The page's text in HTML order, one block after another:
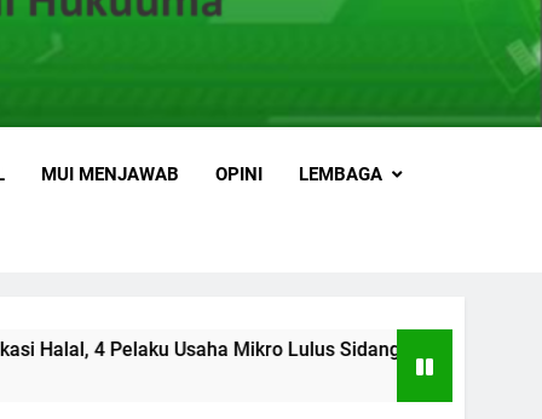
MUI MENJAWAB OPINI LEMBAGA
Mikro Lulus Sidang Fatwa